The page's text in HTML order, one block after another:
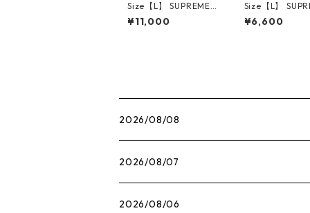
Size【L】 SUPREME
シュプリーム 21FW N
o Thanks S/S Top Wh
¥11,000
Size【L】
シュプリーム
erry Christmas
¥6,600
2026/08/08
2026/08/07
2026/08/06